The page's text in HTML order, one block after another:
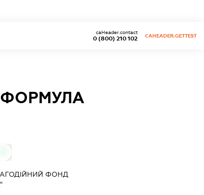
0 (800) 210 102
caHeader.contact
CAHEADER.GETTEST
ФОРМУЛА
ФОНД